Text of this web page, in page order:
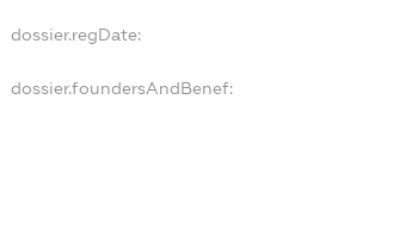
dossier.regDate:
dossier.foundersAndBenef: